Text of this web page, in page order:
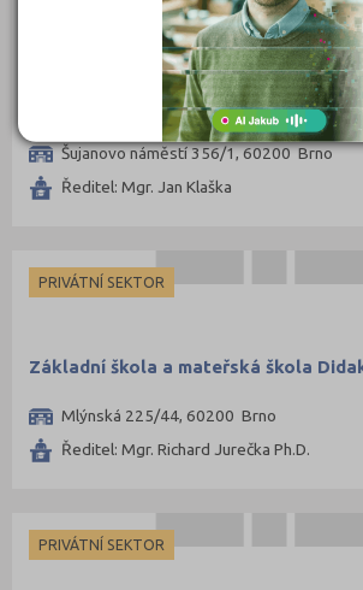
PRIVÁTNÍ SEKTOR
Základní škola a mateřská škola
Šujanovo náměstí 356/1, 60200 Brno
Ředitel: Mgr. Jan Klaška
PRIVÁTNÍ SEKTOR
Základní škola a mateřská škola
Mlýnská 225/44, 60200 Brno
Ředitel: Mgr. Richard Jurečka Ph.D.
PRIVÁTNÍ SEKTOR